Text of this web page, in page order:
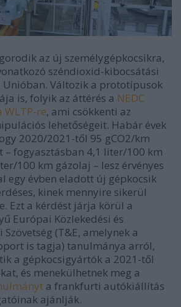
az új személygépkocsikra,
széndioxid-kibocsátási
Változik a prototípusok
is, folyik az áttérés a NEDC
re, ami csökkenti az
lehetőségeit. Habár évek
2020/2021-től 95 gCO2/km
– fogyasztásban 4,1 liter/100 km
100 km gázolaj – lesz érvényes
egy évben eladott új gépkocsik
kinek mennyire sikerül
Ezt a kérdést járja körül a
Európai Közlekedési és
(T&E, amelynek a
is tagja) tanulmánya arról,
a gépkocsigyártók a 2021-től
és menekülhetnek meg a
a frankfurti autókiállítás
ajánlják.